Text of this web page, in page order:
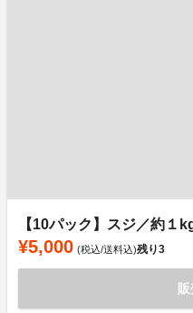
【10パック】スジ／約１
¥5,000 (税込/送料込)残り3